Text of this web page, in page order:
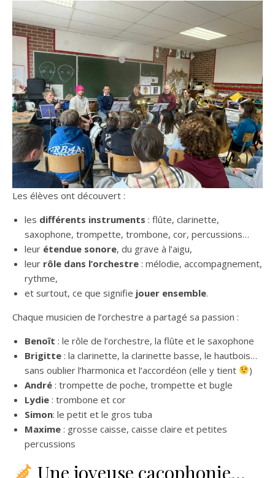
Les élèves ont découvert :
les différents instruments : flûte, clarinette,
saxophone, trompette, trombone, cor, percussions…
leur étendue sonore, du grave à l’aigu,
leur rôle dans l’orchestre : mélodie, accompagnement,
rythme,
et surtout, ce que signifie jouer ensemble.
Chaque musicien de l’orchestre a partagé sa passion :
Benoît : le rôle de l’orchestre, la flûte et le saxophone
Brigitte : la clarinette, la clarinette basse, le hautbois…
sans oublier l’harmonica et l’accordéon (elle y tient
)
André : trompette de poche, trompette et bugle
Lydie : trombone et cor
Simon: le petit et le gros tuba
Maxime : grosse caisse, caisse claire et petites
percussions
Une joyeuse cacophonie…